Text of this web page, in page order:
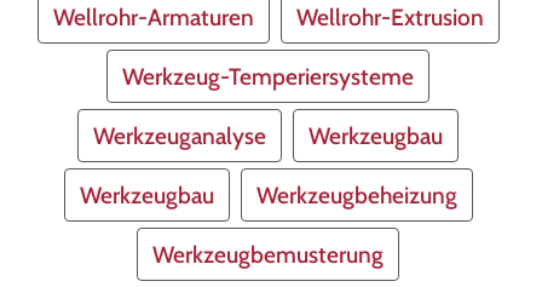
Wellrohr-Armaturen Wellrohr-Extrusion
Werkzeug-Temperiersysteme
Werkzeuganalyse Werkzeugbau
Werkzeugbau Werkzeugbeheizung
Werkzeugbemusterung